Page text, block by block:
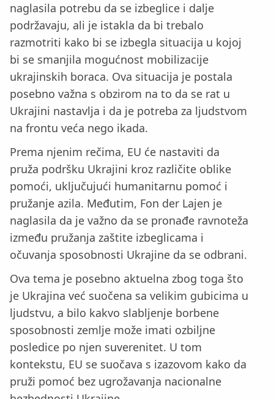
naglasila potrebu da se izbeglice i dalje
podržavaju, ali je istakla da bi trebalo
razmotriti kako bi se izbegla situacija u kojoj
bi se smanjila mogućnost mobilizacije
ukrajinskih boraca. Ova situacija je postala
posebno važna s obzirom na to da se rat u
Ukrajini nastavlja i da je potreba za ljudstvom
na frontu veća nego ikada.
Prema njenim rečima, EU će nastaviti da
pruža podršku Ukrajini kroz različite oblike
pomoći, uključujući humanitarnu pomoć i
pružanje azila. Međutim, Fon der Lajen je
naglasila da je važno da se pronađe ravnoteža
između pružanja zaštite izbeglicama i
očuvanja sposobnosti Ukrajine da se odbrani.
Ova tema je posebno aktuelna zbog toga što
je Ukrajina već suočena sa velikim gubicima u
ljudstvu, a bilo kakvo slabljenje borbene
sposobnosti zemlje može imati ozbiljne
posledice po njen suverenitet. U tom
kontekstu, EU se suočava s izazovom kako da
pruži pomoć bez ugrožavanja nacionalne